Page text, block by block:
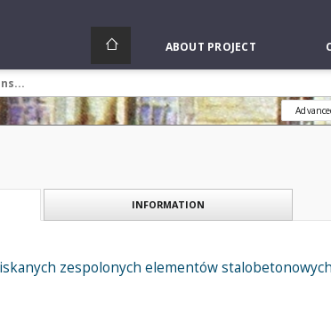
ABOUT PROJECT
INFORMATION
zespolonych elementów